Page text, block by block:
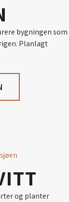
bygningen som
Planlagt
og planter